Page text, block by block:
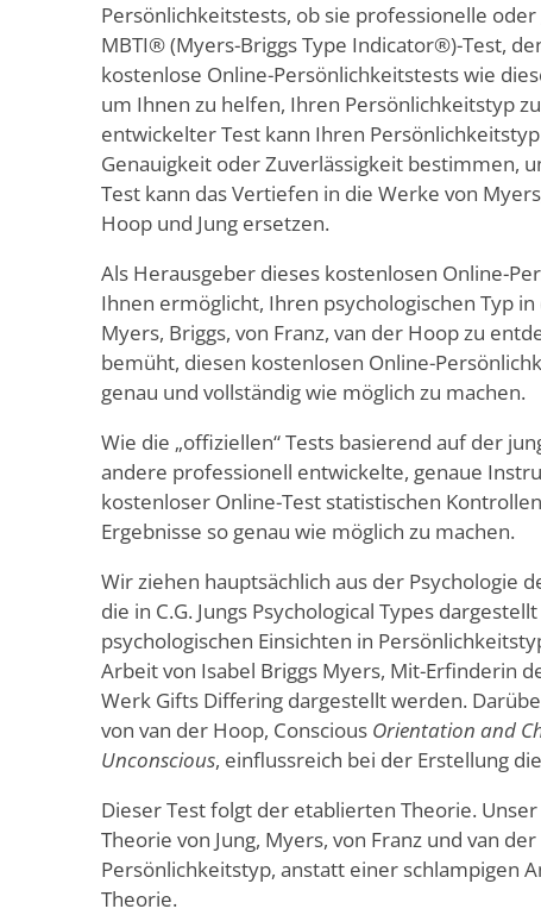
Persönlichkeitstests, ob sie professionelle oder
MBTI® (Myers-Briggs Type Indicator®)-Test,
kostenlose Online-Persönlichkeitstests wie
um Ihnen zu helfen, Ihren Persönlichkeitstyp
entwickelter Test kann Ihren
Genauigkeit oder Zuverlässigkeit bestimmen,
Test kann das Vertiefen in die Werke von
Hoop und Jung ersetzen.
Als Herausgeber dieses kostenlosen Online-
Ihnen ermöglicht, Ihren psychologischen Typ in
Myers, Briggs, von Franz, van der Hoop zu
bemüht, diesen kostenlosen Online-
genau und vollständig wie möglich zu machen.
Wie die „offiziellen“ Tests basierend auf der
andere professionell entwickelte, genaue
kostenloser Online-Test statistischen
Ergebnisse so genau wie möglich zu machen.
Wir ziehen hauptsächlich aus der Psychologie
die in C.G. Jungs Psychological Types
psychologischen Einsichten in
Arbeit von Isabel Briggs Myers, Mit-Erfinderin
Werk Gifts Differing dargestellt werden.
von van der Hoop, Conscious Orientation and
Unconscious, einflussreich bei der Erstellung
Dieser Test folgt der etablierten Theorie.
Theorie von Jung, Myers, von Franz und van
Persönlichkeitstyp, anstatt einer schlampigen
Theorie.